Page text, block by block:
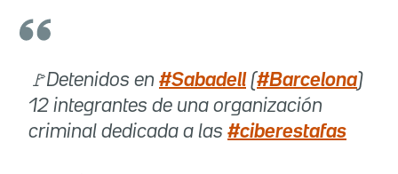
🚩Detenidos en #Sabadell (#Barcelona)
12 integrantes de una organización
criminal dedicada a las #ciberestafas